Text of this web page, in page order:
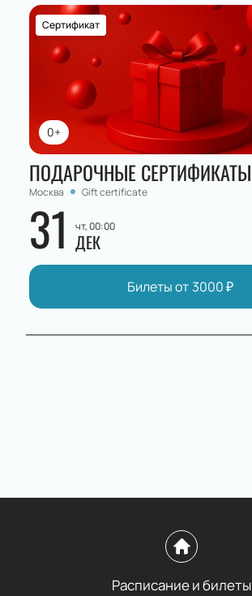
0+
Сертификат
ПОДАРОЧНЫЕ СЕРТИФИКАТЫ
Москва Gift certificate
31 чт, 00:00
ДЕК
Билеты от 3000₽
Расписание и билеты